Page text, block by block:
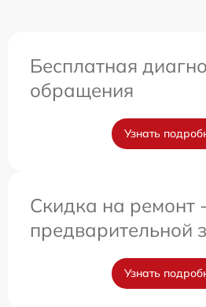
Бесплатная
обращения
Узнать
Скидка на ремонт
предварительной
Узнать